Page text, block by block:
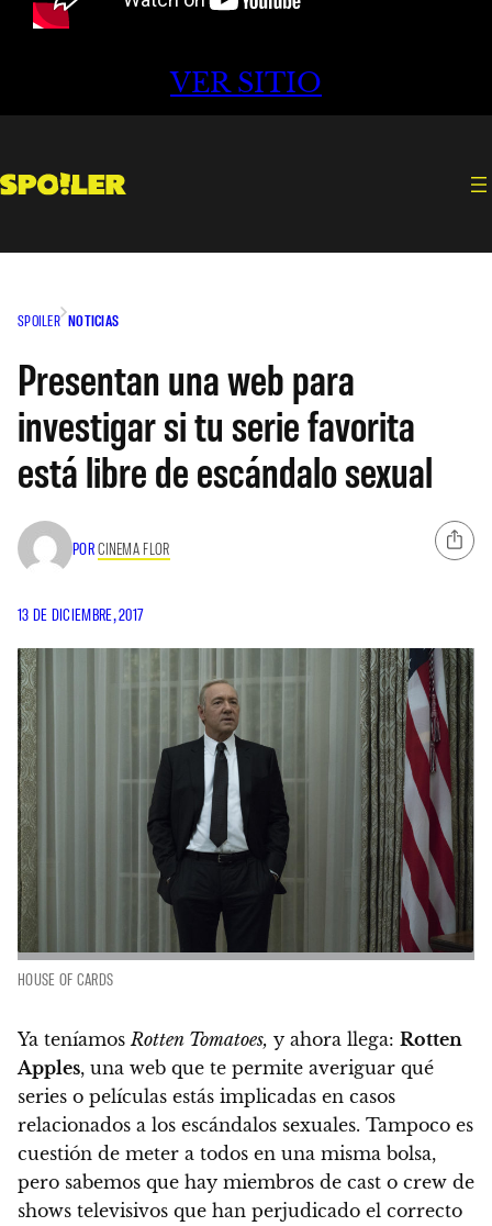
VER SITIO
SPOILER NOTICIAS
Presentan una web para
investigar si tu serie favorita
está libre de escándalo sexual
PORCINEMA FLOR
13 DE DICIEMBRE, 2017
HOUSE OF CARDS
Ya teníamos Rotten Tomatoes, y ahora llega: Rotten
Apples, una web que te permite averiguar qué
series o películas estás implicadas en casos
relacionados a los escándalos sexuales. Tampoco es
cuestión de meter a todos en una misma bolsa,
pero sabemos que hay miembros de cast o crew de
shows televisivos que han perjudicado el correcto